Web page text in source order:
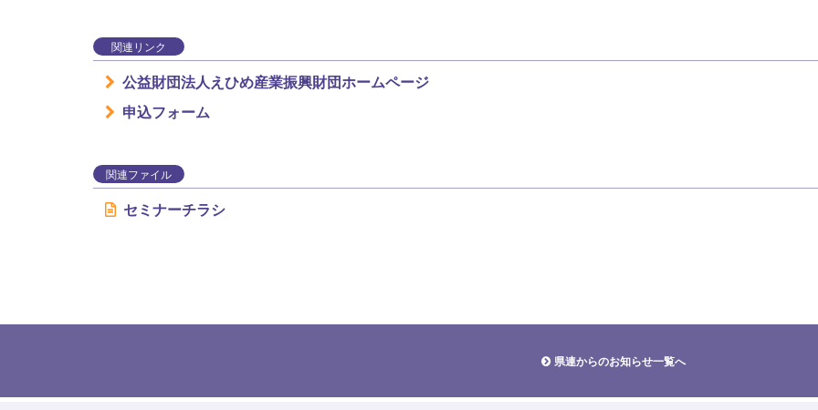
関連リンク
公益財団法人えひめ産業振興財団ホームページ
申込フォーム
関連ファイル
セミナーチラシ
県連からのお知らせ一覧へ